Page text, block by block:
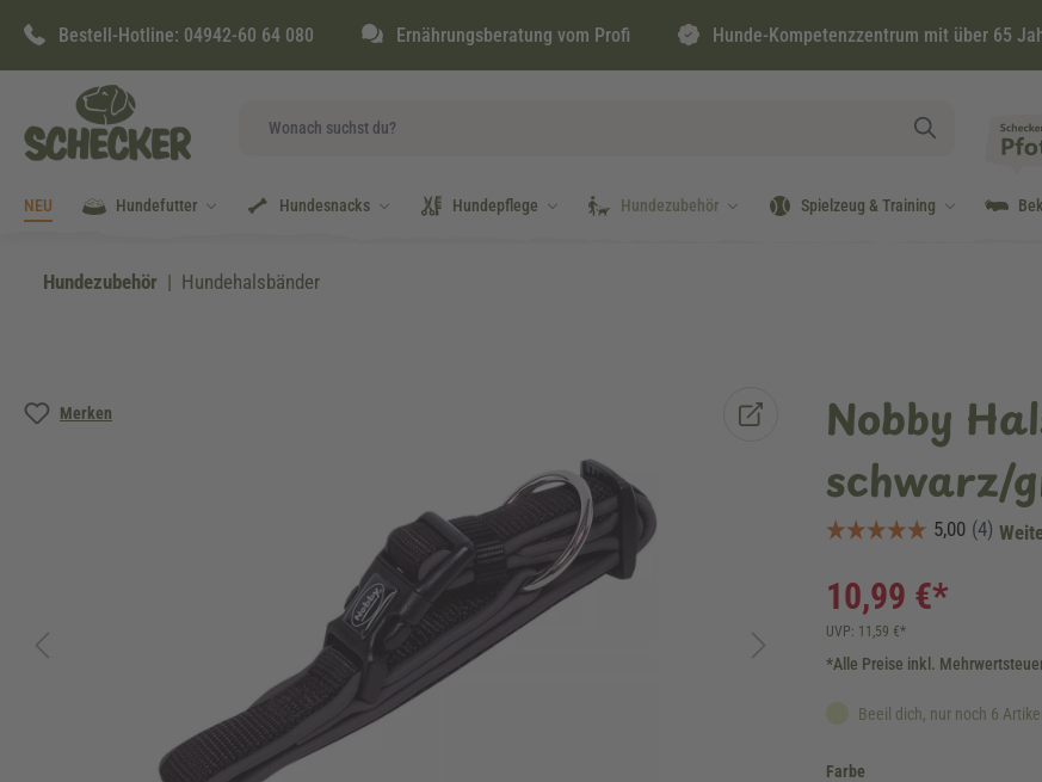
Zur Hauptnavigation springen
Bestell-Hotline: 04942-60 64 080 Ernährungsberatung vom Profi Hunde-Kompetenzzentrum mit über 65
NEU Hundefutter Hundesnacks Hundepflege Hundezubehör Spielzeug & Training
Hundezubehör Hundehalsbänder
Merken
Bildergalerie überspringen
Nobby
schwarz/
10,99 €*
UVP: 11,59 €*
*Alle Preise inkl.
Beeil dich, nur noch 6
Farbe